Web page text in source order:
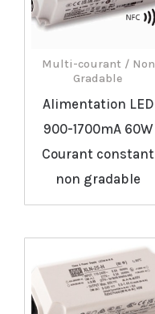
Multi-courant / Non
Gradable
Alimentation LED
900-1700mA 60W
Courant constant
non gradable